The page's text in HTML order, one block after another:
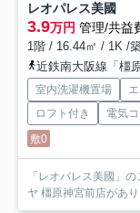
レオパレス美國
3.9万円 管理/共益
1階 / 16.44㎡ / 1K /
近鉄南大阪線「橿
室内洗濯機置場
ロフト付き
電気
敷0
「レオパレス美國」
ヤ 橿原神宮前店があ